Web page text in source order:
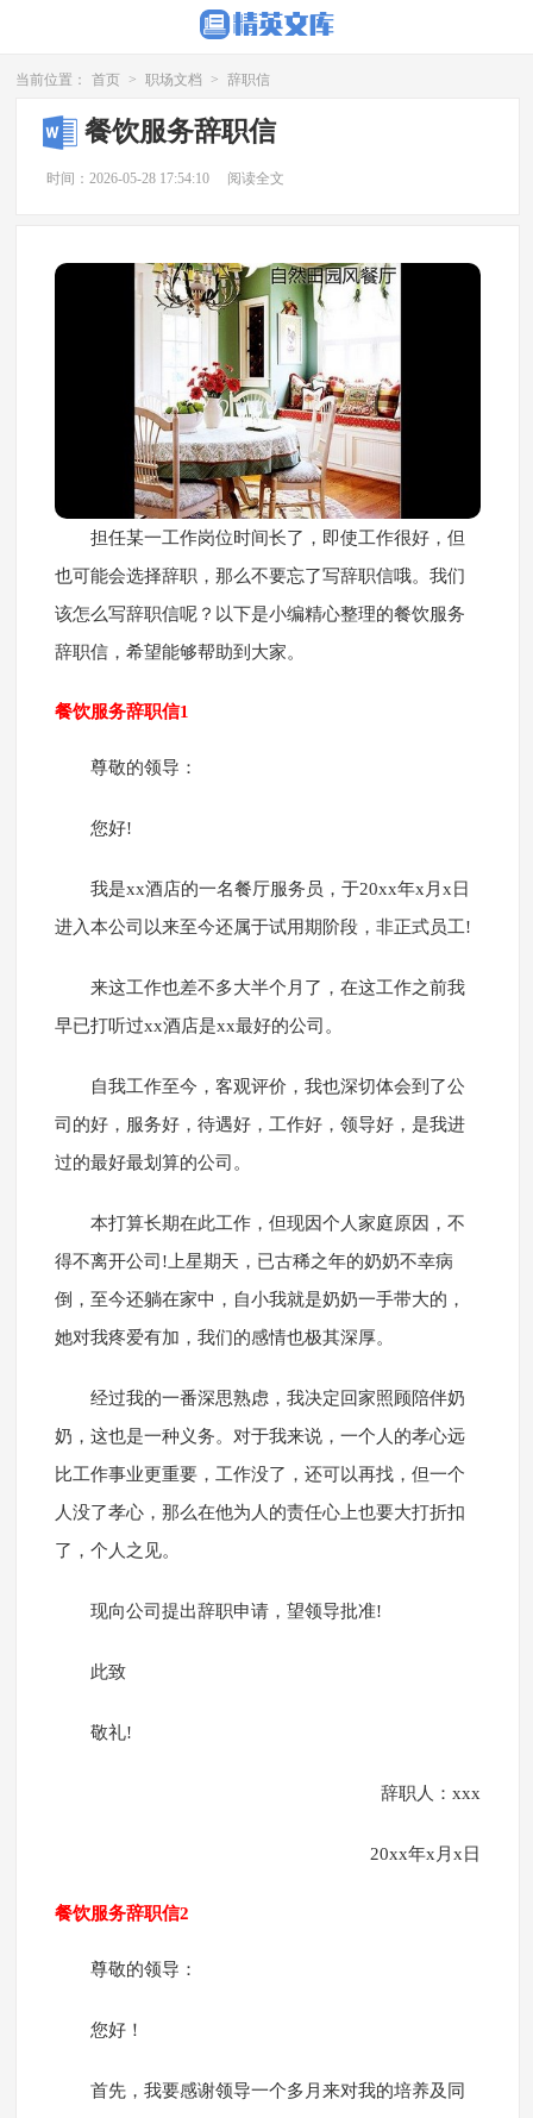
当前位置： 首页 > 职场文档 > 辞职信
餐饮服务辞职信
时间：2026-05-28 17:54:10 阅读全文
担任某一工作岗位时间长了，即使工作很好，但
也可能会选择辞职，那么不要忘了写辞职信哦。我们
该怎么写辞职信呢？以下是小编精心整理的餐饮服务
辞职信，希望能够帮助到大家。
餐饮服务辞职信1
尊敬的领导：
您好!
我是xx酒店的一名餐厅服务员，于20xx年x月x日
进入本公司以来至今还属于试用期阶段，非正式员工!
来这工作也差不多大半个月了，在这工作之前我
早已打听过xx酒店是xx最好的公司。
自我工作至今，客观评价，我也深切体会到了公
司的好，服务好，待遇好，工作好，领导好，是我进
过的最好最划算的公司。
本打算长期在此工作，但现因个人家庭原因，不
得不离开公司!上星期天，已古稀之年的奶奶不幸病
倒，至今还躺在家中，自小我就是奶奶一手带大的，
她对我疼爱有加，我们的感情也极其深厚。
经过我的一番深思熟虑，我决定回家照顾陪伴奶
奶，这也是一种义务。对于我来说，一个人的孝心远
比工作事业更重要，工作没了，还可以再找，但一个
人没了孝心，那么在他为人的责任心上也要大打折扣
了，个人之见。
现向公司提出辞职申请，望领导批准!
此致
敬礼!
辞职人：xxx
20xx年x月x日
餐饮服务辞职信2
尊敬的领导：
您好！
首先，我要感谢领导一个多月来对我的培养及同